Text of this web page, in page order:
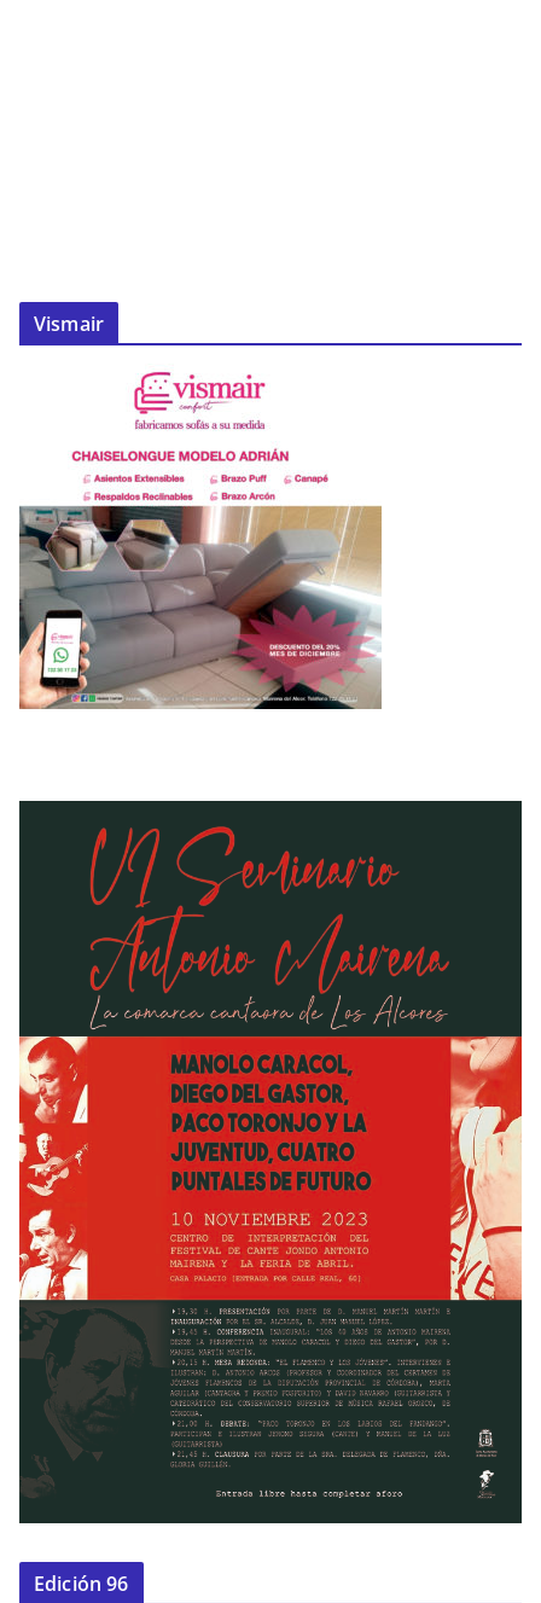
Vismair
Edición 96